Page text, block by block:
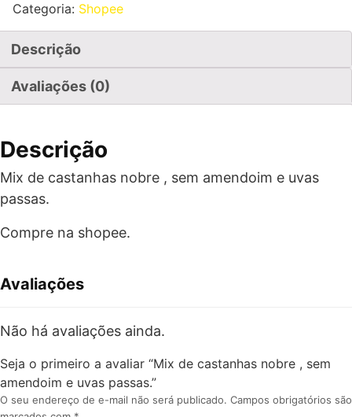
Categoria: Shopee
Descrição
Avaliações (0)
Descrição
Mix de castanhas nobre , sem amendoim e uvas
passas.
Compre na shopee.
Avaliações
Não há avaliações ainda.
Seja o primeiro a avaliar “Mix de castanhas nobre , sem
amendoim e uvas passas.”
O seu endereço de e-mail não será publicado. Campos obrigatórios são